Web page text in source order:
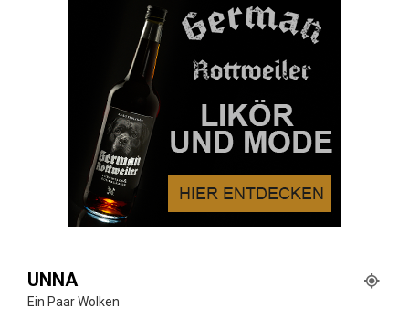
UNNA
Ein Paar Wolken